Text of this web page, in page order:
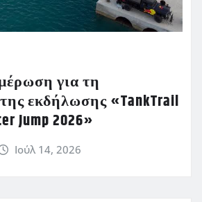
για τη
εκδήλωσης «TankTrail
Jump 2026»
Ιούλ 14, 2026